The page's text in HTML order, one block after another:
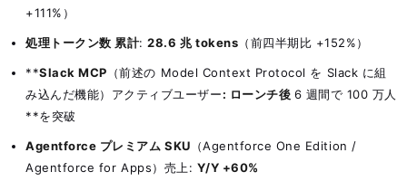
+111%）
処理トークン数 累計:28.6 兆 tokens （前四半期比 +152%）
**Slack MCP （前述の Model Context Protocol を Slack に組
み込んだ機能）アクティブユーザー: ローンチ後 6 週間で 100 万人
**を突破
Agentforce プレミアム SKU （Agentforce One Edition /
Agentforce for Apps）売上: Y/Y +60%